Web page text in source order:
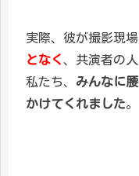
実際、彼が撮影現
となく 、共演者の
私たち、 みんなに
かけてくれました。